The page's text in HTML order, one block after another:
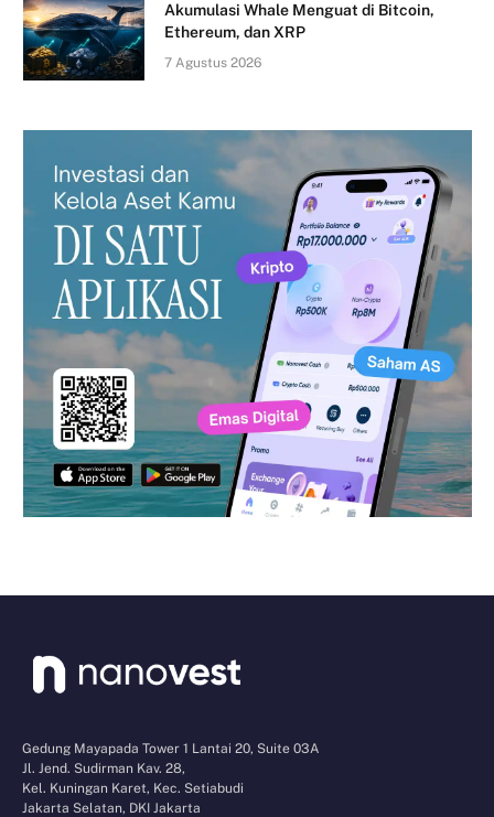
Akumulasi Whale Menguat di Bitcoin,
Ethereum, dan XRP
7 Agustus 2026
Gedung Mayapada Tower 1 Lantai 20, Suite 03A
Jl. Jend. Sudirman Kav. 28,
Kel. Kuningan Karet, Kec. Setiabudi
Jakarta Selatan, DKI Jakarta